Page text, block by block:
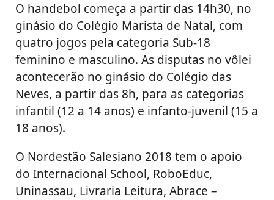
O handebol começa a partir das 14h30, no
ginásio do Colégio Marista de Natal, com
quatro jogos pela categoria Sub-18
feminino e masculino. As disputas no vôlei
acontecerão no ginásio do Colégio das
Neves, a partir das 8h, para as categorias
infantil (12 a 14 anos) e infanto-juvenil (15 a
18 anos).
O Nordestão Salesiano 2018 tem o apoio
do Internacional School, RoboEduc,
Uninassau, Livraria Leitura, Abrace –